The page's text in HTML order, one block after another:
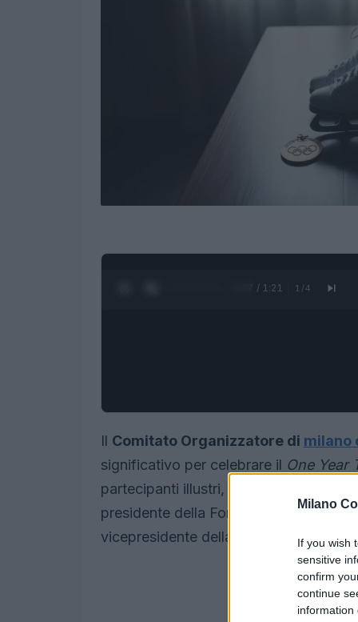
Milano
If you wish
sensitive
confirm
continue
information
0:28 / 1:21 1 /4
Il Comitato Organizzatore di milano
significativo per celebrare il One Year
partecipanti illustri, spiccano il
presidente della Fondazione Milano
vicepresidente della Fondazione e